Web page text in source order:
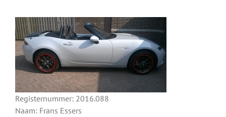
Registernummer: 2016.088
Naam: Frans Essers